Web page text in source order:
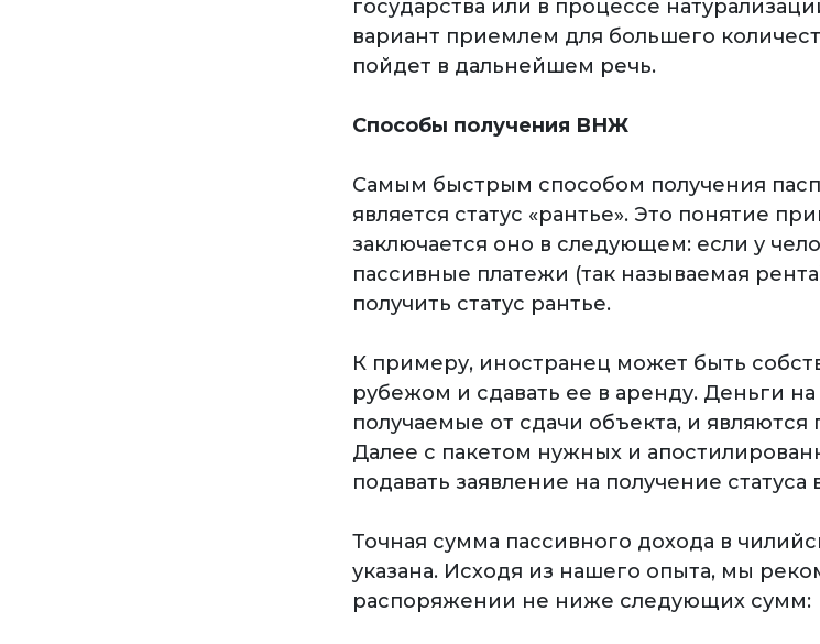
государства или в процессе
вариант приемлем для большего
пойдет в дальнейшем речь.
Способы получения ВНЖ
Самым быстрым способом получения
является статус «рантье». Это понятие
заключается оно в следующем: если у
пассивные платежи (так называемая
получить статус рантье.
К примеру, иностранец может быть
рубежом и сдавать ее в аренду. Деньги
получаемые от сдачи объекта, и
Далее с пакетом нужных и
подавать заявление на получение
Точная сумма пассивного дохода в
указана. Исходя из нашего опыта, мы
распоряжении не ниже следующих сумм: